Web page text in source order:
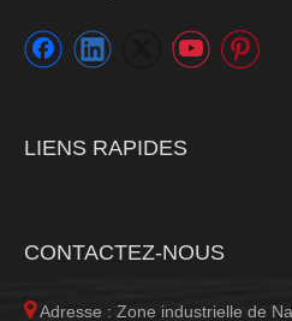
LIENS RAPIDES
CONTACTEZ-NOUS
Adresse : Zone industrielle de